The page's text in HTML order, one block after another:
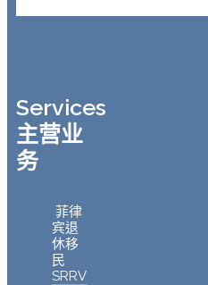
Services
主营业
务
菲律
宾退
休移
民
SRRV